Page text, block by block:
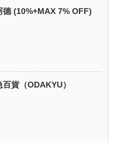
德 (10%+MAX 7% OFF)
百貨（ODAKYU）